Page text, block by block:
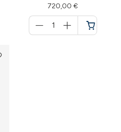
720,00 €
für
Warenkorb